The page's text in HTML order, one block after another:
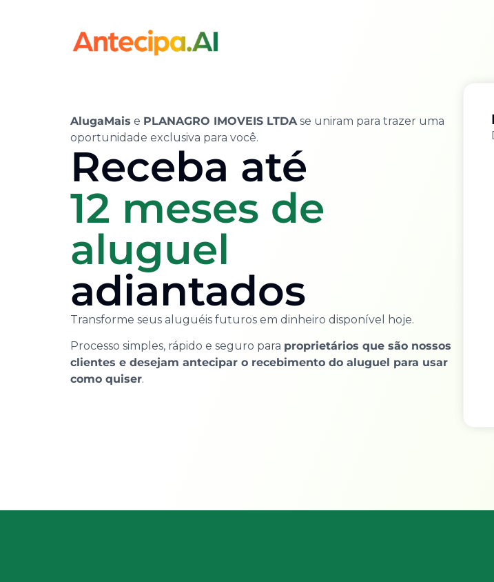
AlugaMais e PLANAGRO IMOVEIS LTDA se uniram para trazer uma
oportunidade exclusiva para você.
Receba até
12 meses de
aluguel
adiantados
Transforme seus aluguéis futuros em dinheiro disponível hoje.
Processo simples, rápido e seguro para proprietários que são nossos
clientes e desejam antecipar o recebimento do aluguel para usar
como quiser.